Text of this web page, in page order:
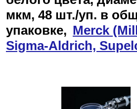
Армения
О компании
мкм, 48 шт./уп. в
упаковке, Merck
Sigma-Aldrich,